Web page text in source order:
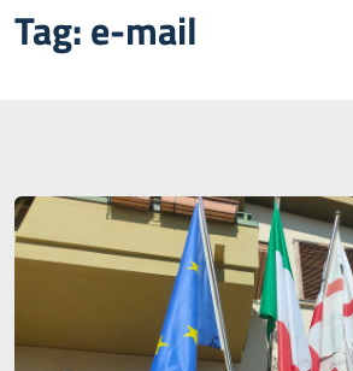
Tag:e-mail